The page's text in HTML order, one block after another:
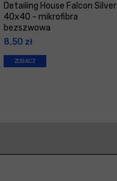
Detailing House Falcon Silver
40x40 - mikrofibra
bezszwowa
8,50 zł
ZOBACZ